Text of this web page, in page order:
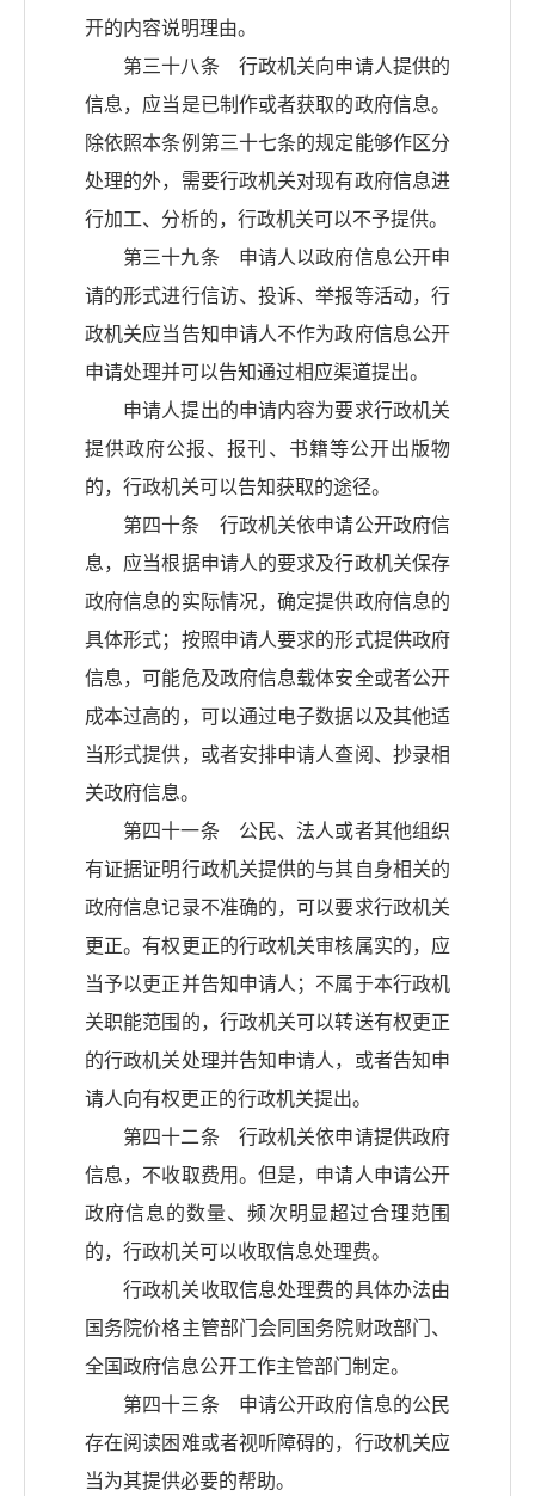
开的内容说明理由。
第三十八条 行政机关向申请人提供的
信息，应当是已制作或者获取的政府信息。
除依照本条例第三十七条的规定能够作区分
处理的外，需要行政机关对现有政府信息进
行加工、分析的，行政机关可以不予提供。
第三十九条 申请人以政府信息公开申
请的形式进行信访、投诉、举报等活动，行
政机关应当告知申请人不作为政府信息公开
申请处理并可以告知通过相应渠道提出。
申请人提出的申请内容为要求行政机关
提供政府公报、报刊、书籍等公开出版物
的，行政机关可以告知获取的途径。
第四十条 行政机关依申请公开政府信
息，应当根据申请人的要求及行政机关保存
政府信息的实际情况，确定提供政府信息的
具体形式；按照申请人要求的形式提供政府
信息，可能危及政府信息载体安全或者公开
成本过高的，可以通过电子数据以及其他适
当形式提供，或者安排申请人查阅、抄录相
关政府信息。
第四十一条 公民、法人或者其他组织
有证据证明行政机关提供的与其自身相关的
政府信息记录不准确的，可以要求行政机关
更正。有权更正的行政机关审核属实的，应
当予以更正并告知申请人；不属于本行政机
关职能范围的，行政机关可以转送有权更正
的行政机关处理并告知申请人，或者告知申
请人向有权更正的行政机关提出。
第四十二条 行政机关依申请提供政府
信息，不收取费用。但是，申请人申请公开
政府信息的数量、频次明显超过合理范围
的，行政机关可以收取信息处理费。
行政机关收取信息处理费的具体办法由
国务院价格主管部门会同国务院财政部门、
全国政府信息公开工作主管部门制定。
第四十三条 申请公开政府信息的公民
存在阅读困难或者视听障碍的，行政机关应
当为其提供必要的帮助。